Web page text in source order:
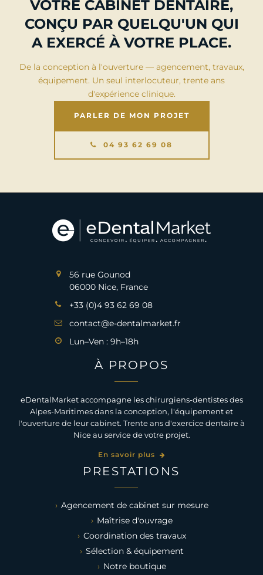
VOTRE CABINET DENTAIRE,
CONÇU PAR QUELQU'UN QUI
A EXERCÉ À VOTRE PLACE.
De la conception à l'ouverture — agencement, travaux,
équipement. Un seul interlocuteur, trente ans
d'expérience clinique.
PARLER DE MON PROJET
04 93 62 69 08
56 rue Gounod
06000 Nice, France
+33 (0)4 93 62 69 08
contact@e-dentalmarket.fr
Lun–Ven : 9h–18h
À PROPOS
eDentalMarket accompagne les chirurgiens-dentistes des
Alpes-Maritimes dans la conception, l'équipement et
l'ouverture de leur cabinet. Trente ans d'exercice dentaire à
Nice au service de votre projet.
En savoir plus
PRESTATIONS
Agencement de cabinet sur mesure
Maîtrise d'ouvrage
Coordination des travaux
Sélection & équipement
Notre boutique